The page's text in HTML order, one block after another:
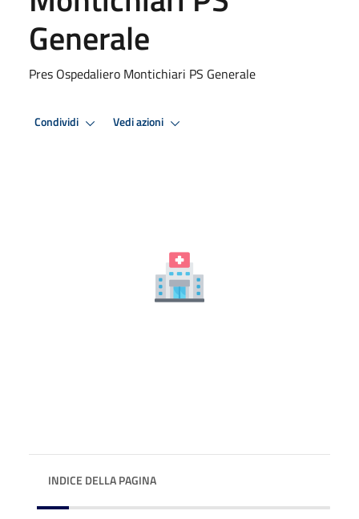
Generale
Pres Ospedaliero Montichiari PS Generale
Condividi Vedi azioni
INDICE DELLA PAGINA